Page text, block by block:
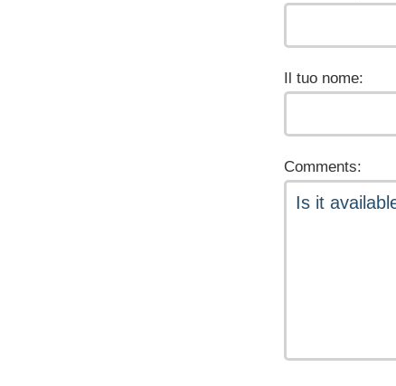
Il tuo nome:
Comments: